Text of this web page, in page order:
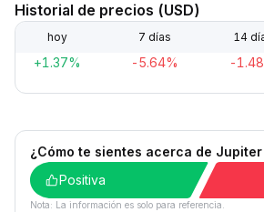
Historial de precios (USD)
hoy 7 días 14
+1.37% -5.64% -
¿Cómo te sientes acerca de Jupiter
Positiva
Nota: La información es solo para referencia.